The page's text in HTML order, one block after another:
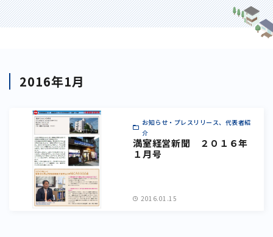
2016年1月
お知らせ・プレスリリース、代表者紹
介
満室経営新聞 ２０１６年
１月号
2016.01.15